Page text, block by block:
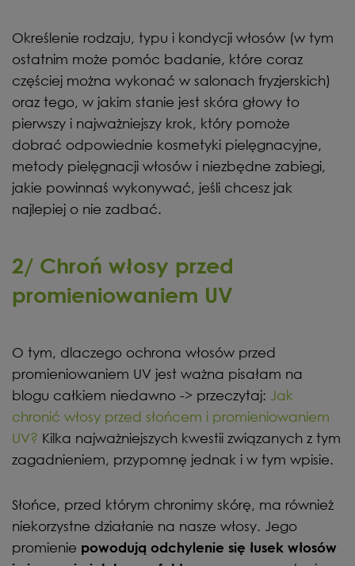
Określenie rodzaju, typu i kondycji włosów (w tym
ostatnim może pomóc badanie, które coraz
częściej można wykonać w salonach fryzjerskich)
oraz tego, w jakim stanie jest skóra głowy to
pierwszy i najważniejszy krok, który pomoże
dobrać odpowiednie kosmetyki pielęgnacyjne,
metody pielęgnacji włosów i niezbędne zabiegi,
jakie powinnaś wykonywać, jeśli chcesz jak
najlepiej o nie zadbać.
2/ Chroń włosy przed
promieniowaniem UV
O tym, dlaczego ochrona włosów przed
promieniowaniem UV jest ważna pisałam na
blogu całkiem niedawno -> przeczytaj: Jak
chronić włosy przed słońcem i promieniowaniem
UV? Kilka najważniejszych kwestii związanych z tym
zagadnieniem, przypomnę jednak i w tym wpisie.
Słońce, przed którym chronimy skórę, ma również
niekorzystne działanie na nasze włosy. Jego
promienie powodują odchylenie się łusek włosów